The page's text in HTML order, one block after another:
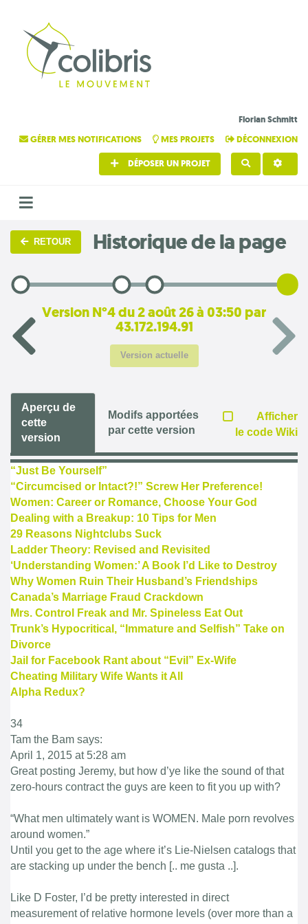
Florian Schmitt
GÉRER MES NOTIFICATIONS
MES PROJETS DÉCONNEXION
DÉPOSER UN PROJET
RETOUR Historique de la page
Version N°4 du 2 août 26 à 03:50 par
43.172.194.91
Version actuelle
Aperçu de
cette
version
Modifs apportées
par cette version
Afficher
le code Wiki